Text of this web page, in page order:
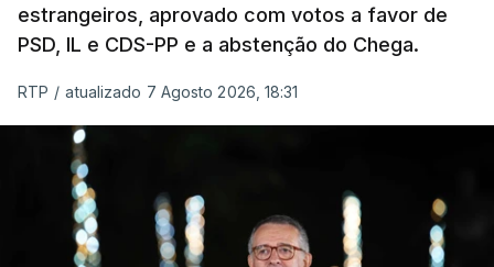
prejudicado"
O Preisdente deixa, no entanto, deixa alguns
avisos:uma reforma desta dimensão "deve ter
como primeiro critério a proteção das pessoas"
e "nenhum processo de simplificação pode
traduzir-se numa diminuição da proteção
social".
estrangeiros, aprovado com votos a favor de
PSD, IL e CDS-PP e a abstenção do Chega.
RTP / atualizado 7 Agosto 2026, 18:31